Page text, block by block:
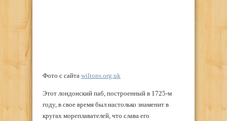
Фото с сайта wiltons.org.uk
Этот лондонский паб, построенный в 1725-м
году, в свое время был настолько знаменит в
кругах мореплавателей, что слава его